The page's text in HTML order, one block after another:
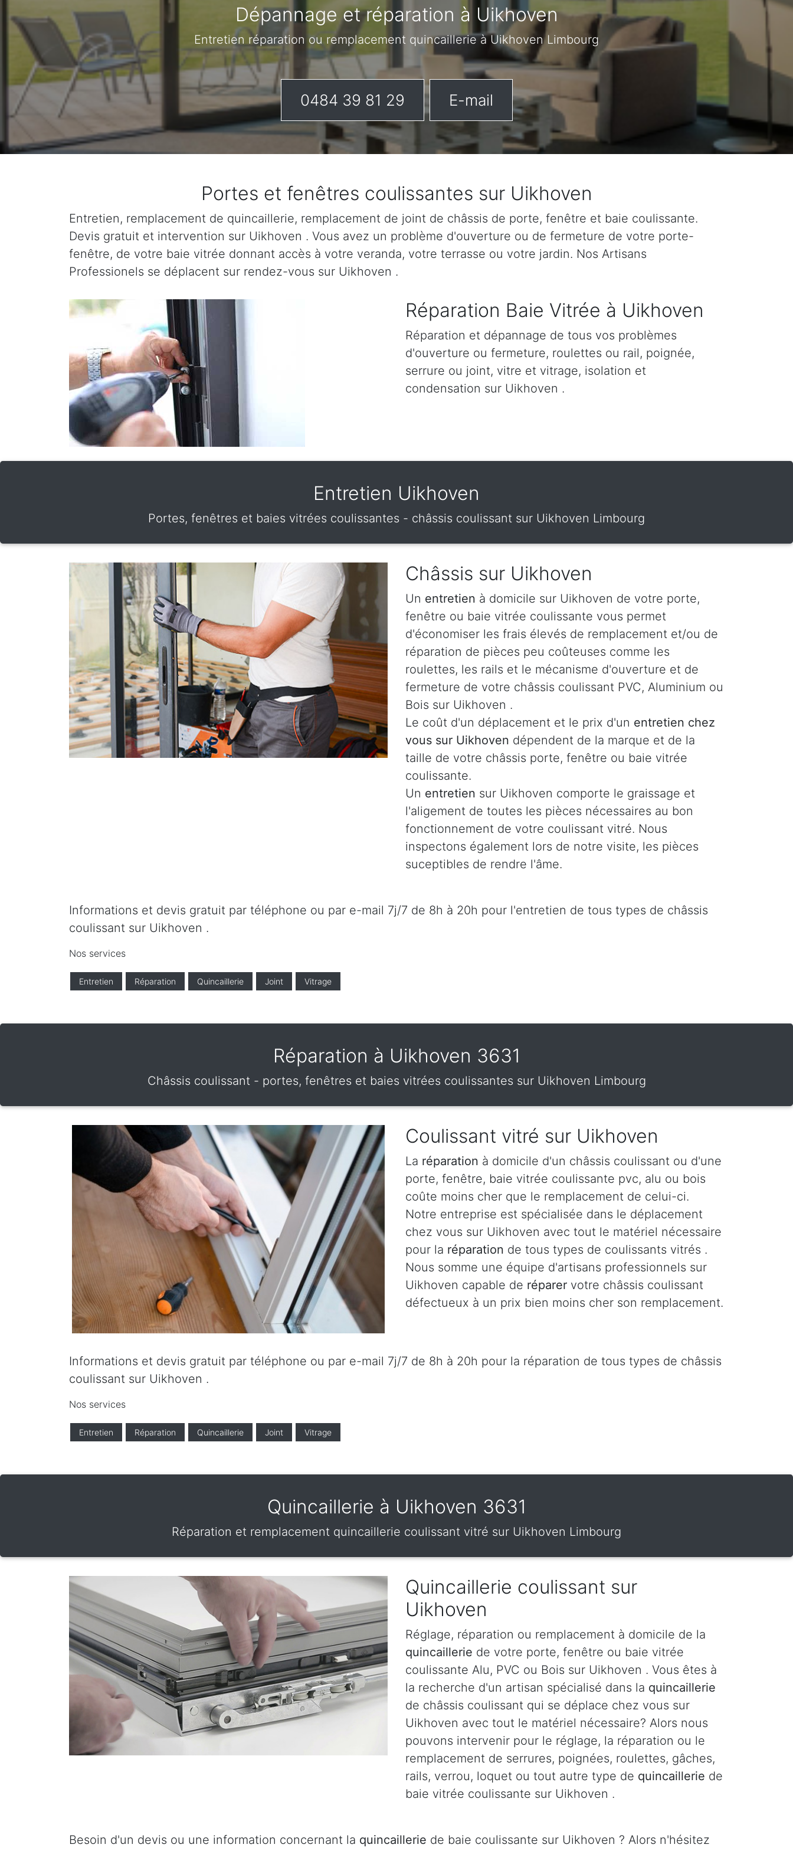
Dépannage et réparation à Uikhoven
Entretien réparation ou remplacement quincaillerie à Uikhoven Limbourg
0484 39 81 29 E-mail
Portes et fenêtres coulissantes sur Uikhoven
Entretien, remplacement de quincaillerie, remplacement de joint de châssis de porte, fenêtre et baie coulissante.
Devis gratuit et intervention sur Uikhoven . Vous avez un problème d'ouverture ou de fermeture de votre porte-
fenêtre, de votre baie vitrée donnant accès à votre veranda, votre terrasse ou votre jardin. Nos Artisans
Professionels se déplacent sur rendez-vous sur Uikhoven .
Réparation Baie Vitrée à Uikhoven
Réparation et dépannage de tous vos problèmes
d'ouverture ou fermeture, roulettes ou rail, poignée,
serrure ou joint, vitre et vitrage, isolation et
condensation sur Uikhoven .
Entretien Uikhoven
Portes, fenêtres et baies vitrées coulissantes - châssis coulissant sur Uikhoven Limbourg
Châssis sur Uikhoven
Un entretien à domicile sur Uikhoven de votre porte,
fenêtre ou baie vitrée coulissante vous permet
d'économiser les frais élevés de remplacement et/ou de
réparation de pièces peu coûteuses comme les
roulettes, les rails et le mécanisme d'ouverture et de
fermeture de votre châssis coulissant PVC, Aluminium ou
Bois sur Uikhoven .
Le coût d'un déplacement et le prix d'un entretien chez
vous sur Uikhoven dépendent de la marque et de la
taille de votre châssis porte, fenêtre ou baie vitrée
coulissante.
Un entretien sur Uikhoven comporte le graissage et
l'aligement de toutes les pièces nécessaires au bon
fonctionnement de votre coulissant vitré. Nous
inspectons également lors de notre visite, les pièces
suceptibles de rendre l'âme.
Informations et devis gratuit par téléphone ou par e-mail 7j/7 de 8h à 20h pour l'entretien de tous types de châssis
coulissant sur Uikhoven .
Nos services
Entretien Réparation Quincaillerie Joint Vitrage
Réparation à Uikhoven 3631
Châssis coulissant - portes, fenêtres et baies vitrées coulissantes sur Uikhoven Limbourg
Coulissant vitré sur Uikhoven
La réparation à domicile d'un châssis coulissant ou d'une
porte, fenêtre, baie vitrée coulissante pvc, alu ou bois
coûte moins cher que le remplacement de celui-ci.
Notre entreprise est spécialisée dans le déplacement
chez vous sur Uikhoven avec tout le matériel nécessaire
pour la réparation de tous types de coulissants vitrés .
Nous somme une équipe d'artisans professionnels sur
Uikhoven capable de réparer votre châssis coulissant
défectueux à un prix bien moins cher son remplacement.
Informations et devis gratuit par téléphone ou par e-mail 7j/7 de 8h à 20h pour la réparation de tous types de châssis
coulissant sur Uikhoven .
Nos services
Entretien Réparation Quincaillerie Joint Vitrage
Quincaillerie à Uikhoven 3631
Réparation et remplacement quincaillerie coulissant vitré sur Uikhoven Limbourg
Quincaillerie coulissant sur
Uikhoven
Réglage, réparation ou remplacement à domicile de la
quincaillerie de votre porte, fenêtre ou baie vitrée
coulissante Alu, PVC ou Bois sur Uikhoven . Vous êtes à
la recherche d'un artisan spécialisé dans la quincaillerie
de châssis coulissant qui se déplace chez vous sur
Uikhoven avec tout le matériel nécessaire? Alors nous
pouvons intervenir pour le réglage, la réparation ou le
remplacement de serrures, poignées, roulettes, gâches,
rails, verrou, loquet ou tout autre type de quincaillerie de
baie vitrée coulissante sur Uikhoven .
Besoin d'un devis ou une information concernant la quincaillerie de baie coulissante sur Uikhoven ? Alors n'hésitez